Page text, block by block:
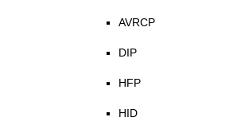
AVRCP
DIP
HFP
HID